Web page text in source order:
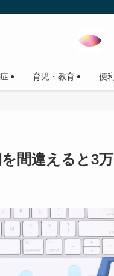
育児・教育 便
間違えると3